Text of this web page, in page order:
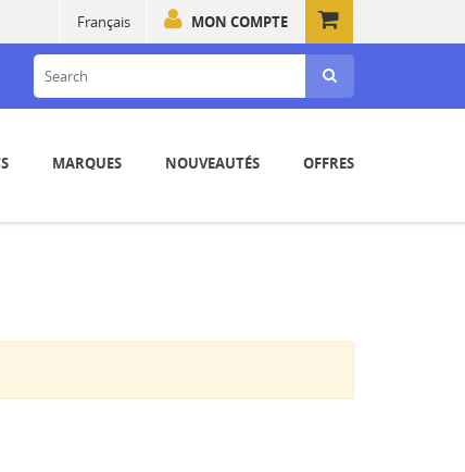
MON COMPTE
Français
MARQUES NOUVEAUTÉS OFFRES